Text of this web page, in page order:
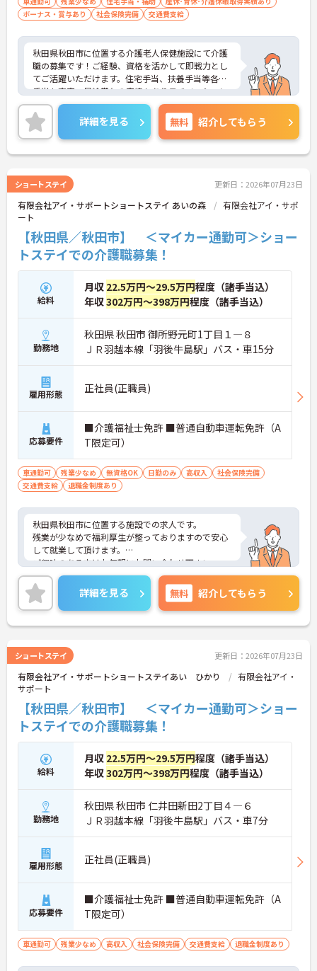
ボーナス・賞与あり
社会保険完備 交通費支給
秋田県秋田市に位置する介護老人保健施設にて介護
職の募集です！ご経験、資格を活かして即戦力とし
てご活躍いただけます。住宅手当、扶養手当等各種
手当も充実、昇給賞与の実績もありモチベーション
にもつながります。月8～9日休み、残業は月平均2
時間程度と少なく、プライベートの時間も確保しや
すいです。ご興味のある方には、面接対策ポイント
など、さらに詳細をお話ししますのでお気軽にご相
談ください！
詳細を見る 無料 紹介してもらう
ショートステイ 更新日：2026年07月23日
有限会社アイ・サポートショートステイ あいの森
有限会社アイ・サポ
ート
【秋田県／秋田市】 ＜マイカー通勤可＞ショー
トステイでの介護職募集！
給料
月収 22.5万円～29.5万円程度（諸手当込）
年収302万円～398万円程度（諸手当込）
勤務地
秋田県 秋田市 御所野元町1丁目１―８
ＪＲ羽越本線「羽後牛島駅」バス・車15分
雇用形態 正社員(正職員)
応募要件
■介護福祉士免許 ■普通自動車運転免許（A
T限定可）
車通勤可 残業少なめ 無資格OK 日勤のみ 高収入
社会保険完備
交通費支給
退職金制度あり
秋田県秋田市に位置する施設での求人です。
残業が少なめで福利厚生が整っておりますので安心
して就業して頂けます。
ご興味のある方はお気軽にお問い合わせ下さい。
詳細を見る 無料 紹介してもらう
ショートステイ 更新日：2026年07月23日
有限会社アイ・サポートショートステイあい ひかり
有限会社アイ・
サポート
【秋田県／秋田市】 ＜マイカー通勤可＞ショー
トステイでの介護職募集！
給料
月収 22.5万円～29.5万円程度（諸手当込）
年収302万円～398万円程度（諸手当込）
勤務地
秋田県 秋田市 仁井田新田2丁目４―６
ＪＲ羽越本線「羽後牛島駅」バス・車7分
雇用形態 正社員(正職員)
応募要件
■介護福祉士免許 ■普通自動車運転免許（A
T限定可）
車通勤可 残業少なめ 高収入 社会保険完備 交通費支給 退職金制度あり